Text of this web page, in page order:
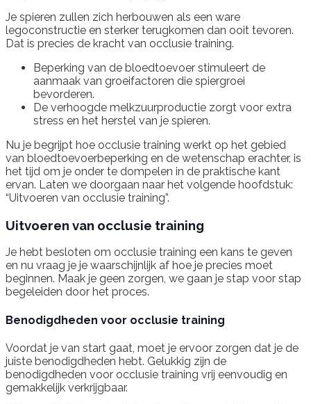
Je spieren zullen zich herbouwen als een ware
legoconstructie en sterker terugkomen dan ooit tevoren.
Dat is precies de kracht van occlusie training.
Beperking van de bloedtoevoer stimuleert de
aanmaak van groeifactoren die spiergroei
bevorderen.
De verhoogde melkzuurproductie zorgt voor extra
stress en het herstel van je spieren.
Nu je begrijpt hoe occlusie training werkt op het gebied
van bloedtoevoerbeperking en de wetenschap erachter, is
het tijd om je onder te dompelen in de praktische kant
ervan. Laten we doorgaan naar het volgende hoofdstuk:
“Uitvoeren van occlusie training”.
Uitvoeren van occlusie training
Je hebt besloten om occlusie training een kans te geven
en nu vraag je je waarschijnlijk af hoe je precies moet
beginnen. Maak je geen zorgen, we gaan je stap voor stap
begeleiden door het proces.
Benodigdheden voor occlusie training
Voordat je van start gaat, moet je ervoor zorgen dat je de
juiste benodigdheden hebt. Gelukkig zijn de
benodigdheden voor occlusie training vrij eenvoudig en
gemakkelijk verkrijgbaar.